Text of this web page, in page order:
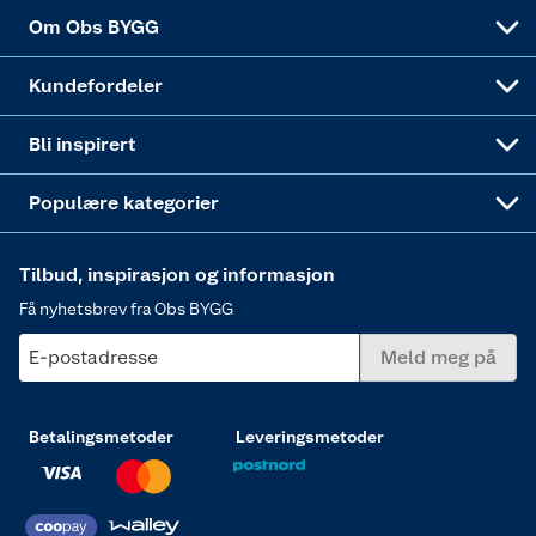
Om Obs BYGG
Kundefordeler
Bli inspirert
Populære kategorier
Tilbud, inspirasjon og informasjon
Få nyhetsbrev fra Obs BYGG
E-postadresse Meld meg på
Betalingsmetoder Leveringsmetoder